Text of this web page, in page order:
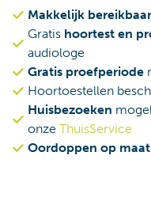
Makkelijk bereikbaar
Gratis hoortest en
audiologe
Gratis proefperiode
Hoortoestellen
Huisbezoeken
onze ThuisService
Oordoppen op maat